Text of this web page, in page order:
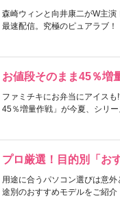
森崎ウィンと向井康二がW主
最速配信。究極のピュアラブ！
お値段そのまま45％増
ファミチキにお弁当にアイス
45％増量作戦」が今夏、シリー
プロ厳選！目的別「お
用途に合うパソコン選びは意
途別のおすすめモデルをご紹介